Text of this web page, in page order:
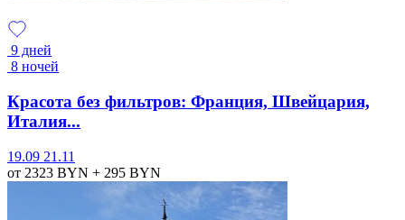
9 дней
8 ночей
Красота без фильтров: Франция, Швейцария,
Италия...
19.09 21.11
от 2323 BYN + 295 BYN